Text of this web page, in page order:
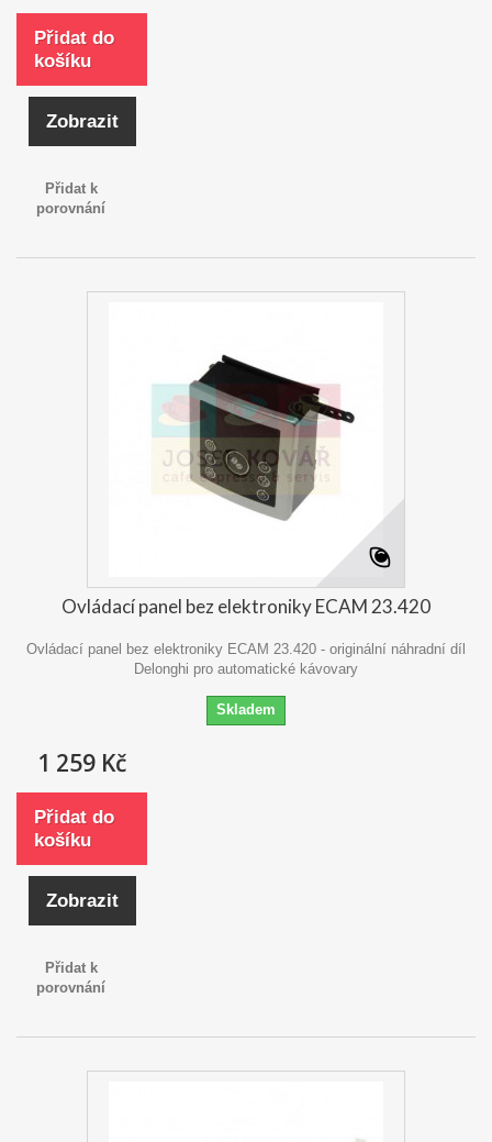
Přidat do
košíku
Zobrazit
Přidat k
porovnání
Ovládací panel bez elektroniky ECAM 23.420
Ovládací panel bez elektroniky ECAM 23.420 - originální náhradní díl
Delonghi pro automatické kávovary
Skladem
1 259 Kč
Přidat do
košíku
Zobrazit
Přidat k
porovnání